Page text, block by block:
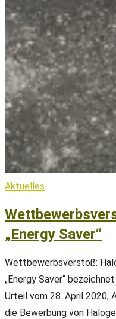
Aktuelles
„Energy Saver“
Wettbewerbsverstoß:
„Energy Saver“
Urteil vom 28. April 2020,
die Bewerbung von